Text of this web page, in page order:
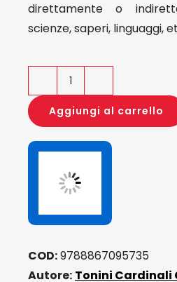
direttamente o
scienze, saperi, linguaggi,
Gioco
Attività
motoria
Disabilità
quantità
Aggiungi al carrello
COD:9788867095735
Autore: Tonini Cardinali